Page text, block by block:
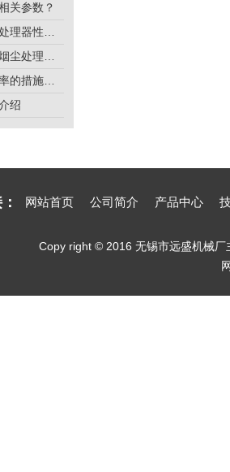
关参数？
绍
网站首页 公司简介 产品中心
Copy right © 2016 无锡市远盛机械